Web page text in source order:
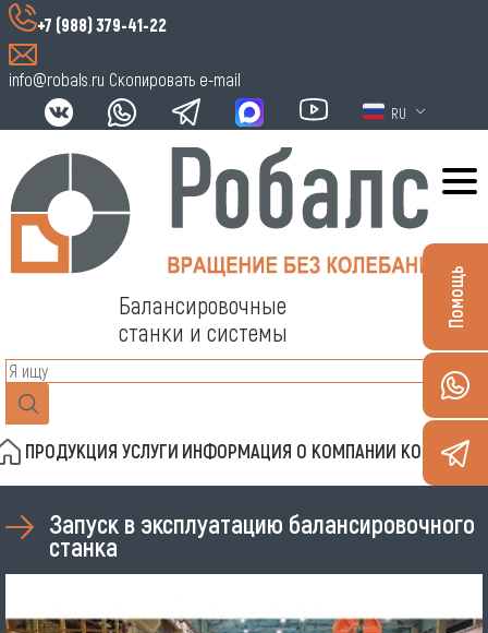
+7 (988) 379-41-22
info@robals.ru Скопировать e-mail
RU
Балансировочные
станки и системы
ПРОДУКЦИЯ УСЛУГИ ИНФОРМАЦИЯ О КОМПАНИИ КОНТАКТЫ
Запуск в эксплуатацию балансировочного
станка
Помощь